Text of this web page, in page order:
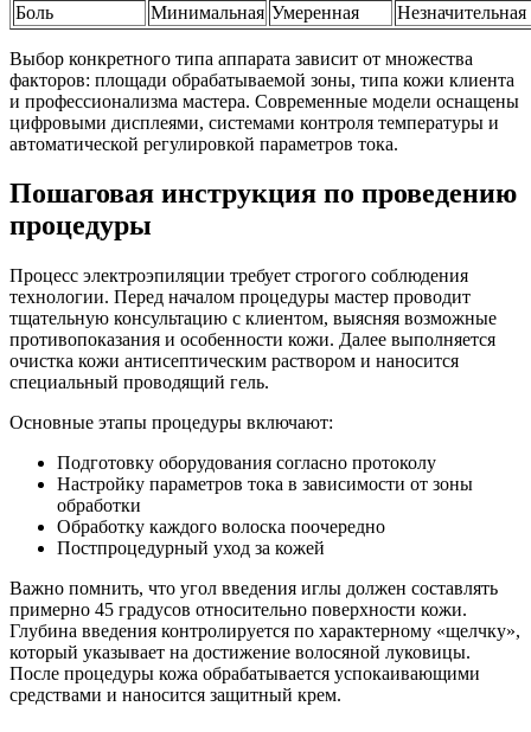
Боль
Минимальная Умеренная Незначительная
Выбор конкретного типа аппарата зависит от множества
факторов: площади обрабатываемой зоны, типа кожи клиента
и профессионализма мастера. Современные модели оснащены
цифровыми дисплеями, системами контроля температуры и
автоматической регулировкой параметров тока.
Пошаговая инструкция по проведению
процедуры
Процесс электроэпиляции требует строгого соблюдения
технологии. Перед началом процедуры мастер проводит
тщательную консультацию с клиентом, выясняя возможные
противопоказания и особенности кожи. Далее выполняется
очистка кожи антисептическим раствором и наносится
специальный проводящий гель.
Основные этапы процедуры включают:
Подготовку оборудования согласно протоколу
Настройку параметров тока в зависимости от зоны
обработки
Обработку каждого волоска поочередно
Постпроцедурный уход за кожей
Важно помнить, что угол введения иглы должен составлять
примерно 45 градусов относительно поверхности кожи.
Глубина введения контролируется по характерному «щелчку»,
который указывает на достижение волосяной луковицы.
После процедуры кожа обрабатывается успокаивающими
средствами и наносится защитный крем.